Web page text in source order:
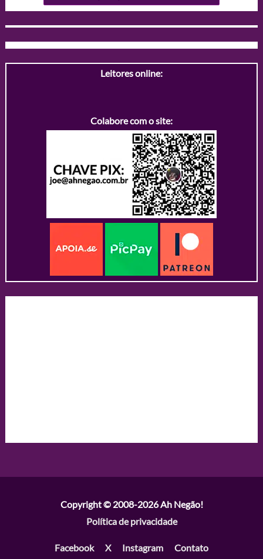
Leitores online:
Colabore com o site:
Copyright © 2008-2026Ah Negão!
Política de privacidade
Facebook X Instagram Contato